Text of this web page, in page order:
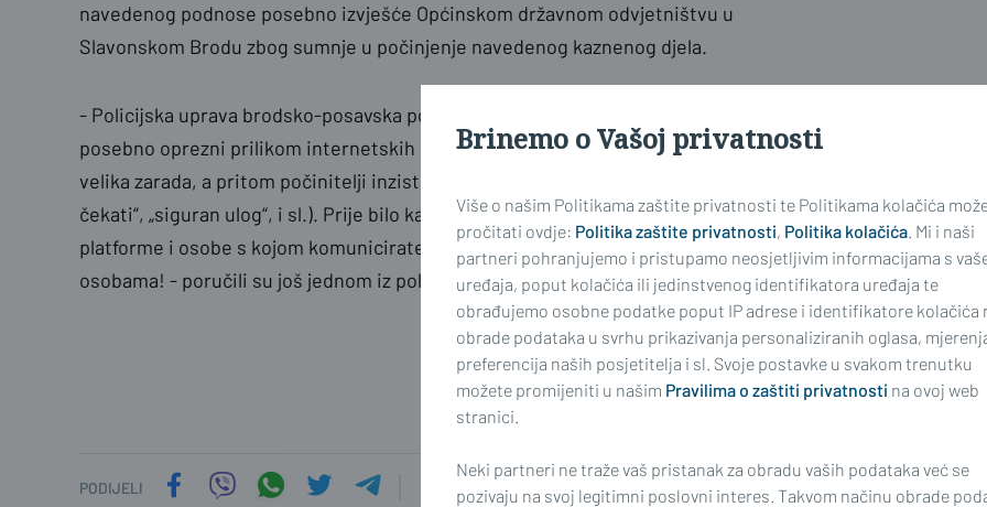
navedenog podnose posebno izvješće Općinskom državnom odvjetništvu u
Slavonskom Brodu zbog sumnje u počinjenje navedenog kaznenog djela.
- Policijska uprava brodsko-posavska ponovno upozorava građane da budu
posebno oprezni prilikom internetskih ulaganja, osobito kada im se nude brza i
velika zarada, a pritom počinitelji inzistiraju na hitnosti („samo sada“, „nemate što
čekati“, „siguran ulog“, i sl.). Prije bilo kakvog ulaganja provjerite vjerodostojnost
platforme i osobe s kojom komunicirate te NIKADA ne uplaćujte novac nepoznatim
osobama! - poručili su još jednom iz policije.
PODIJELI
Brinemo o Vašoj privatnosti
Više o našim Politikama zaštite privatnosti te Politikama kolačića
pročitati ovdje: Politika zaštite privatnosti, Politika kolačića . Mi i naši
partneri pohranjujemo i pristupamo neosjetljivim informacijama s
uređaja, poput kolačića ili jedinstvenog identifikatora uređaja te
obrađujemo osobne podatke poput IP adrese i identifikatore kolačića
obrade podataka u svrhu prikazivanja personaliziranih oglasa,
preferencija naših posjetitelja i sl. Svoje postavke u svakom trenutku
možete promijeniti u našim Pravilima o zaštiti privatnosti na ovoj web
stranici.
Neki partneri ne traže vaš pristanak za obradu vaših podataka već se
pozivaju na svoj legitimni poslovni interes. Takvom načinu obrade